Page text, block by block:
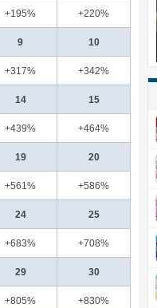
+195% +220%
9 10
+317% +342%
14 15
+439% +464%
19 20
+561% +586%
24 25
+683% +708%
29 30
+805% +830%